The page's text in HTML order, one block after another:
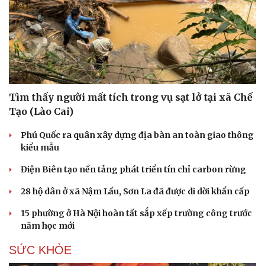
Tư vấn
check-in
Podcast
Tìm thấy người mất tích trong vụ sạt lở tại xã Chế
Tạo (Lào Cai)
Phú Quốc ra quân xây dựng địa bàn an toàn giao thông
kiểu mẫu
Điện Biên tạo nền tảng phát triển tín chỉ carbon rừng
28 hộ dân ở xã Nậm Lầu, Sơn La đã được di dời khẩn cấp
15 phường ở Hà Nội hoàn tất sắp xếp trường công trước
năm học mới
SỨC KHỎE